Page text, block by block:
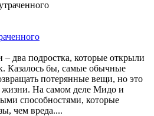
два подростка, которые открыли
Казалось бы, самые обычные
потерянные вещи, но это
На самом деле Мидо и
способностями, которые
чем вреда....